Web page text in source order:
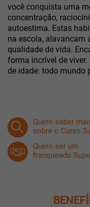
você conquista uma
concentração,
autoestima. Estas
na escola, alavancam
qualidade de vida.
forma incrível de
de idade: todo mundo
Quero saber
sobre o Curso
Quero ser um
franqueado